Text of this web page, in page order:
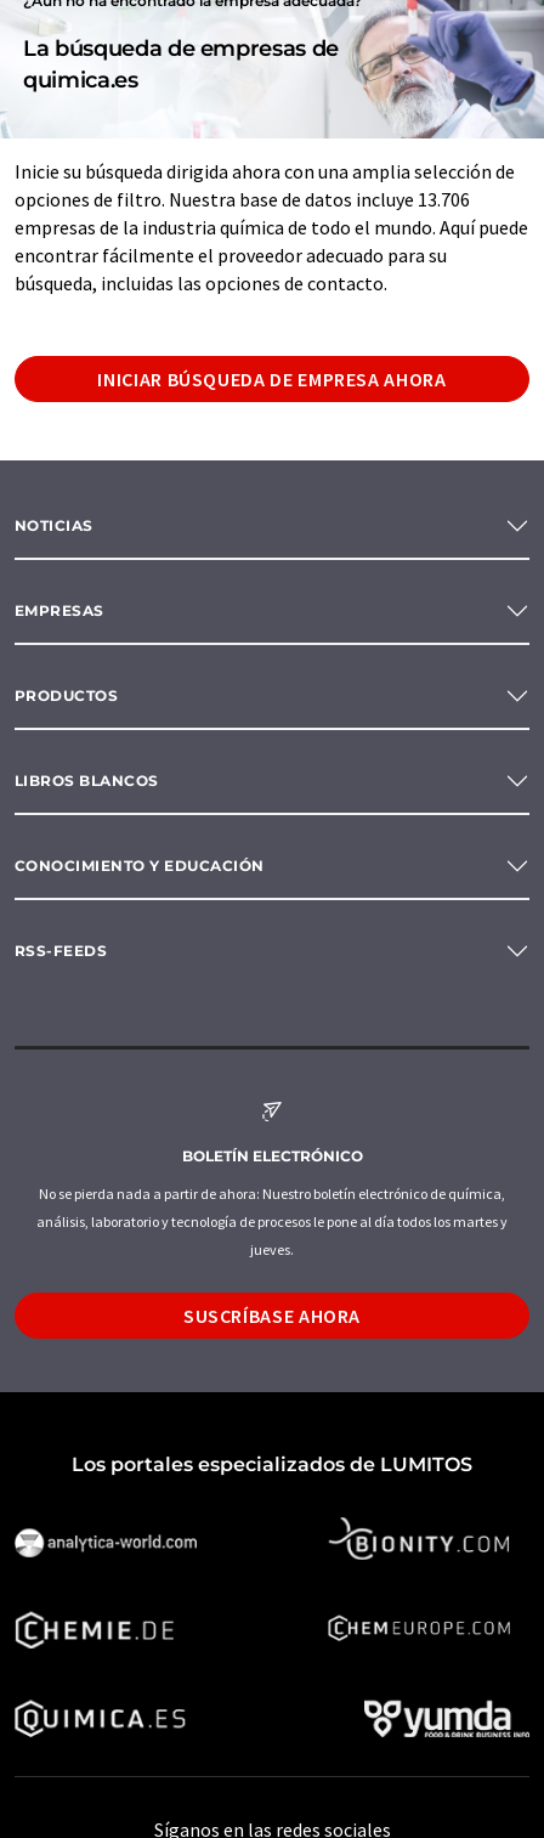
La búsqueda de empresas de
quimica.es
Inicie su búsqueda dirigida ahora con una amplia selección de
opciones de filtro. Nuestra base de datos incluye 13.706
empresas de la industria química de todo el mundo. Aquí puede
encontrar fácilmente el proveedor adecuado para su
búsqueda, incluidas las opciones de contacto.
INICIAR BÚSQUEDA DE EMPRESA AHORA
NOTICIAS
EMPRESAS
PRODUCTOS
LIBROS BLANCOS
CONOCIMIENTO Y EDUCACIÓN
RSS-FEEDS
BOLETÍN ELECTRÓNICO
No se pierda nada a partir de ahora: Nuestro boletín electrónico de química,
análisis, laboratorio y tecnología de procesos le pone al día todos los martes y
jueves.
SUSCRÍBASE AHORA
Los portales especializados de LUMITOS
Síganos en las redes sociales